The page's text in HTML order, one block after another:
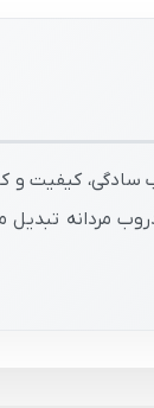
سادگی، کیفیت
مردانه تبدیل